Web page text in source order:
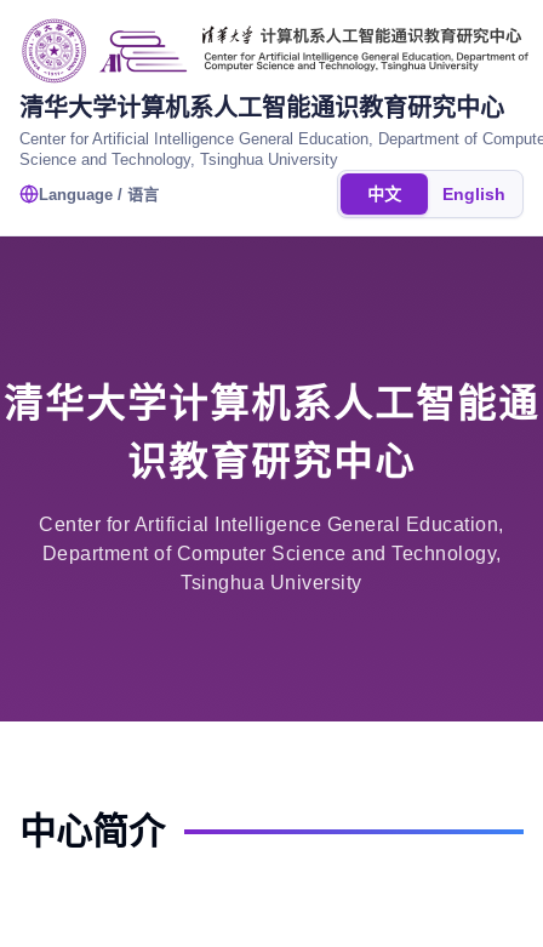
清华大学计算机系人工智能通识教育研究中心
Center for Artificial Intelligence General Education, Department of
Science and Technology, Tsinghua University
Language / 语言
中文 English
清华大学计算机系人工智能通
识教育研究中心
Center for Artificial Intelligence General Education,
Department of Computer Science and Technology,
Tsinghua University
中心简介